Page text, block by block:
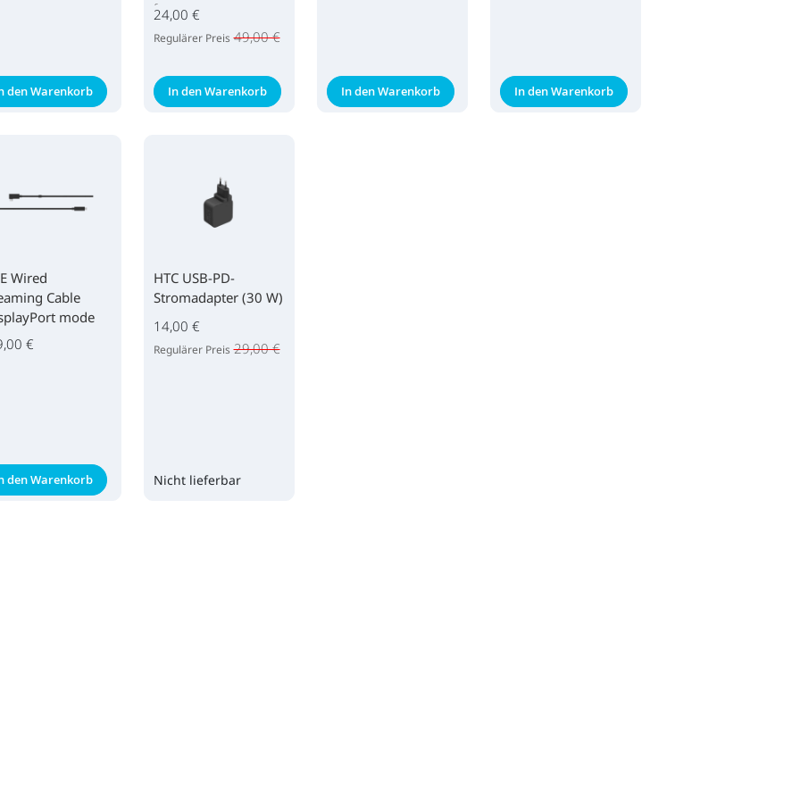
den Warenkorb
face cover
24,00 €
Regulärer Preis 49,00 €
In den Warenkorb In den Warenkorb In den Warenkorb
Wired
Cable
mode
€
den Warenkorb
HTC USB-PD-
Stromadapter (30 W)
14,00 €
Regulärer Preis 29,00 €
Nicht lieferbar